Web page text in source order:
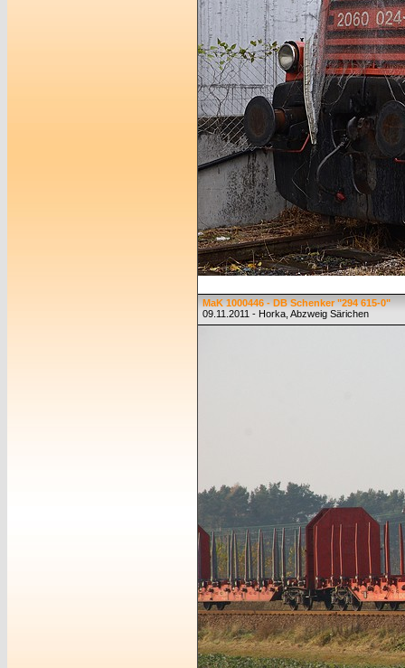
MaK 1000446 - DB Schenker "294 615-0"
09.11.2011 - Horka, Abzweig Särichen